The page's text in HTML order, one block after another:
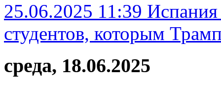
25.06.2025 11:39 Испания
студентов, которым
среда, 18.06.2025